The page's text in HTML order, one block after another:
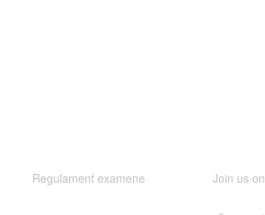
Regulament examene Join us on